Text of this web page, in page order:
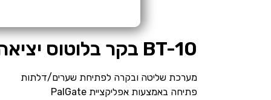
BT-10 בקר בלוטוס יציאה 1 – N.O./N.C.
מערכת שליטה ובקרה לפתיחת שערים/דלתות
פתיחה באמצעות אפליקציית PalGate